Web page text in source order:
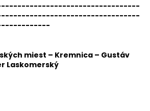
miest – Kremnica – Gustáv
Laskomerský